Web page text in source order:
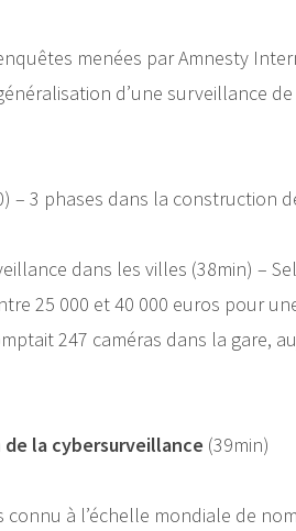
menées par Amnesty
d’une surveillance
– 3 phases dans la construction
dans les villes (38min) –
25 000 et 40 000 euros pour
247 caméras dans la gare,
de la cybersurveillance (39min)
connu à l’échelle mondiale de